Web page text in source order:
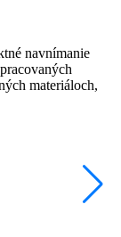
navnímanie
materiáloch,